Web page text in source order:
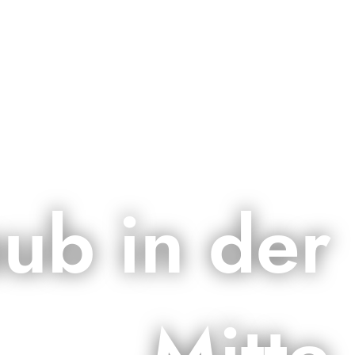
in der